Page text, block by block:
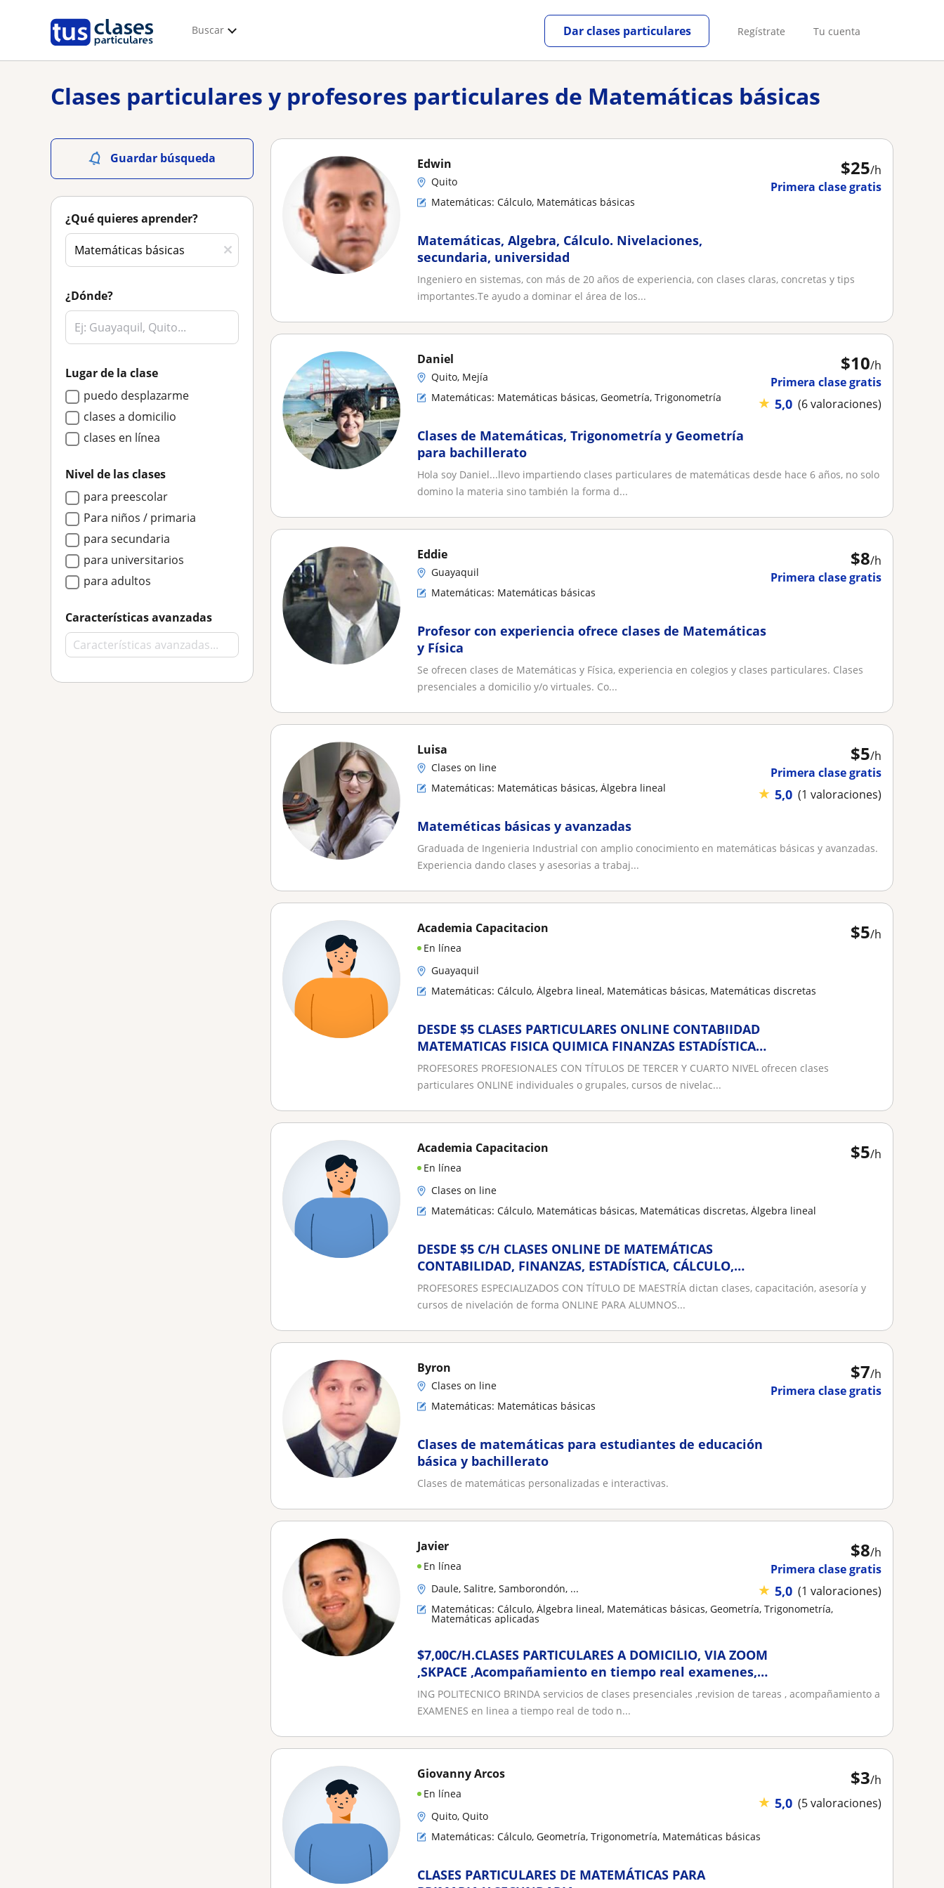
Buscar Regístrate Tu cuenta
Dar clases particulares
Clases particulares y profesores particulares de Matemáticas básicas
Guardar búsqueda
¿Qué quieres aprender?
¿Dónde?
Lugar de la clase
puedo desplazarme
clases a domicilio
clases en línea
Nivel de las clases
para preescolar
Para niños / primaria
para secundaria
para universitarios
para adultos
Características avanzadas
$25/h
Primera clase gratis
Edwin
Quito
Matemáticas: Cálculo, Matemáticas básicas
Matemáticas, Algebra, Cálculo. Nivelaciones,
secundaria, universidad
Ingeniero en sistemas, con más de 20 años de experiencia, con clases claras, concretas y tips
importantes.Te ayudo a dominar el área de los...
$10/h
Primera clase gratis
★ 5,0 (6 valoraciones)
Daniel
Quito, Mejía
Matemáticas: Matemáticas básicas, Geometría, Trigonometría
Clases de Matemáticas, Trigonometría y Geometría
para bachillerato
Hola soy Daniel...llevo impartiendo clases particulares de matemáticas desde hace 6 años, no solo
domino la materia sino también la forma d...
$8/h
Primera clase gratis
Eddie
Guayaquil
Matemáticas: Matemáticas básicas
Profesor con experiencia ofrece clases de Matemáticas
y Física
Se ofrecen clases de Matemáticas y Física, experiencia en colegios y clases particulares. Clases
presenciales a domicilio y/o virtuales. Co...
$5/h
Primera clase gratis
★ 5,0 (1 valoraciones)
Luisa
Clases on line
Matemáticas: Matemáticas básicas, Álgebra lineal
Mateméticas básicas y avanzadas
Graduada de Ingenieria Industrial con amplio conocimiento en matemáticas básicas y avanzadas.
Experiencia dando clases y asesorias a trabaj...
$5/h
Academia Capacitacion
En línea
Guayaquil
Matemáticas: Cálculo, Álgebra lineal, Matemáticas básicas, Matemáticas discretas
DESDE $5 CLASES PARTICULARES ONLINE CONTABIIDAD
MATEMATICAS FISICA QUIMICA FINANZAS ESTADÍSTICA
CÁLCULO
PROFESORES PROFESIONALES CON TÍTULOS DE TERCER Y CUARTO NIVEL ofrecen clases
particulares ONLINE individuales o grupales, cursos de nivelac...
$5/h
Academia Capacitacion
En línea
Clases on line
Matemáticas: Cálculo, Matemáticas básicas, Matemáticas discretas, Álgebra lineal
DESDE $5 C/H CLASES ONLINE DE MATEMÁTICAS
CONTABILIDAD, FINANZAS, ESTADÍSTICA, CÁLCULO,
ECONOMETRÍA MICROECONOMÍA RSTUDIO ÁLGEBRA
LINEAL
PROFESORES ESPECIALIZADOS CON TÍTULO DE MAESTRÍA dictan clases, capacitación, asesoría y
cursos de nivelación de forma ONLINE PARA ALUMNOS...
$7/h
Primera clase gratis
Byron
Clases on line
Matemáticas: Matemáticas básicas
Clases de matemáticas para estudiantes de educación
básica y bachillerato
Clases de matemáticas personalizadas e interactivas.
$8/h
Primera clase gratis
★ 5,0 (1 valoraciones)
Javier
En línea
Daule, Salitre, Samborondón, ...
Matemáticas: Cálculo, Álgebra lineal, Matemáticas básicas, Geometría, Trigonometría,
Matemáticas aplicadas
$7,00C/H.CLASES PARTICULARES A DOMICILIO, VIA ZOOM
,SKPACE ,Acompañamiento en tiempo real examenes,
TAREAS ,LECCIONES
,MATEMATICAS,FISICA,QUIMIICA,DINAMICA ,resistencia
de materiales,ALGEBRA LINEAL ,GEOMETRIA
,TRIGONOMETRIA CIRCUITOS ETC
ING POLITECNICO BRINDA servicios de clases presenciales ,revision de tareas , acompañamiento a
EXAMENES en linea a tiempo real de todo n...
$3/h
★ 5,0 (5 valoraciones)
Giovanny Arcos
En línea
Quito, Quito
Matemáticas: Cálculo, Geometría, Trigonometría, Matemáticas básicas
CLASES PARTICULARES DE MATEMÁTICAS PARA